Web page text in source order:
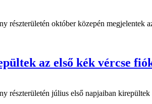
részterületén október közepén
az első kék vércse
részterületén július első napjaiban